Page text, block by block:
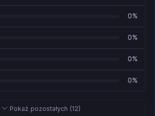
0%
0%
0%
0%
Pokaż pozostałych (12)